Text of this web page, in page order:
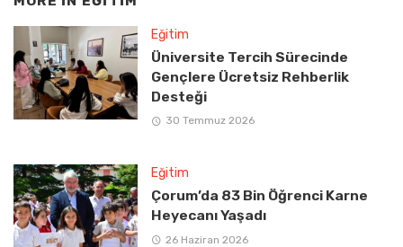
Eğitim
Üniversite Tercih Sürecinde
Gençlere Ücretsiz Rehberlik
Desteği
30 Temmuz 2026
Eğitim
Çorum’da 83 Bin Öğrenci Karne
Heyecanı Yaşadı
26 Haziran 2026